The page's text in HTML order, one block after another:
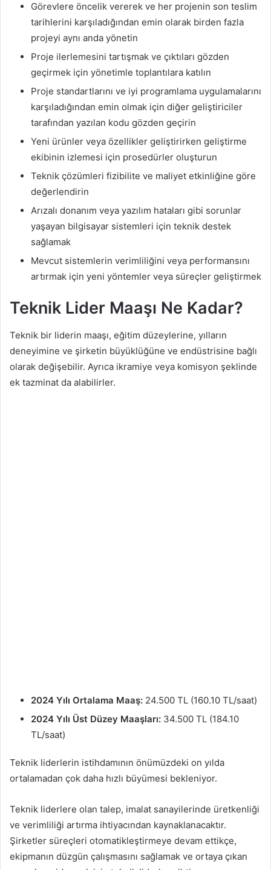
Görevlere öncelik vererek ve her projenin son teslim
tarihlerini karşıladığından emin olarak birden fazla
projeyi aynı anda yönetin
Proje ilerlemesini tartışmak ve çıktıları gözden
geçirmek için yönetimle toplantılara katılın
Proje standartlarını ve iyi programlama uygulamalarını
karşıladığından emin olmak için diğer geliştiriciler
tarafından yazılan kodu gözden geçirin
Yeni ürünler veya özellikler geliştirirken geliştirme
ekibinin izlemesi için prosedürler oluşturun
Teknik çözümleri fizibilite ve maliyet etkinliğine göre
değerlendirin
Arızalı donanım veya yazılım hataları gibi sorunlar
yaşayan bilgisayar sistemleri için teknik destek
sağlamak
Mevcut sistemlerin verimliliğini veya performansını
artırmak için yeni yöntemler veya süreçler geliştirmek
Teknik Lider Maaşı Ne Kadar?
Teknik bir liderin maaşı, eğitim düzeylerine, yılların
deneyimine ve şirketin büyüklüğüne ve endüstrisine bağlı
olarak değişebilir. Ayrıca ikramiye veya komisyon şeklinde
ek tazminat da alabilirler.
2024 Yılı Ortalama Maaş: 24.500 TL (160.10 TL/saat)
2024 Yılı Üst Düzey Maaşları: 34.500 TL (184.10
TL/saat)
Teknik liderlerin istihdamının önümüzdeki on yılda
ortalamadan çok daha hızlı büyümesi bekleniyor.
Teknik liderlere olan talep, imalat sanayilerinde üretkenliği
ve verimliliği artırma ihtiyacından kaynaklanacaktır.
Şirketler süreçleri otomatikleştirmeye devam ettikçe,
ekipmanın düzgün çalışmasını sağlamak ve ortaya çıkan